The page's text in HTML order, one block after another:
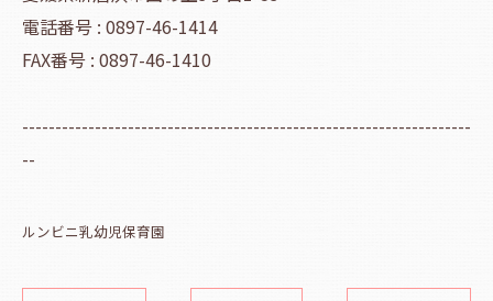
電話番号 : 0897-46-1414
FAX番号 : 0897-46-1410
--------------------------------------------------------------------
--
ルンビニ乳幼児保育園